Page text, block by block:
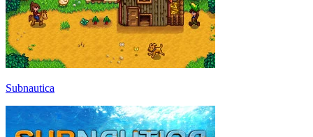
Subnautica